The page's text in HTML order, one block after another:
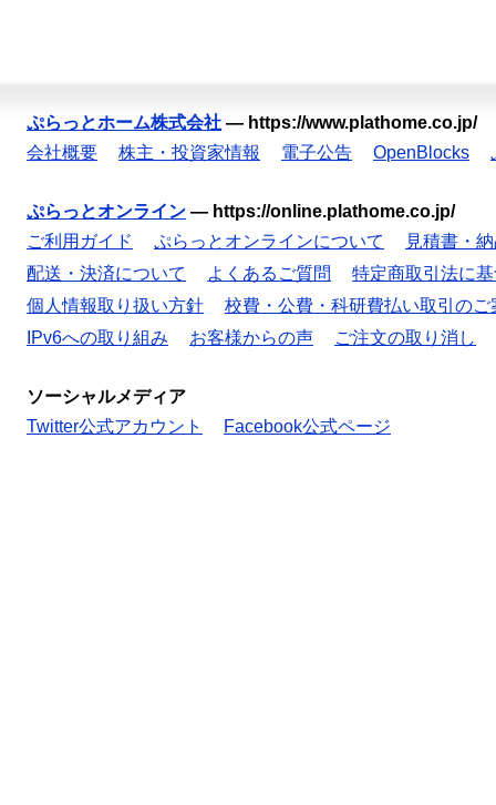
ぷらっとホーム株式会社 — https://www.plathome.co.jp/
会社概要
株主・投資家情報 電子公告 OpenBlocks
ぷらっとオンライン — https://online.plathome.co.jp/
ご利用ガイド
ぷらっとオンラインについて
見積書・
配送・決済について
よくあるご質問
特定商取引法に
個人情報取り扱い方針
校費・公費・科研費払い取引のご
IPv6への取り組み
お客様からの声 ご注文の取り消し
ソーシャルメディア
Twitter公式アカウント
Facebook公式ページ